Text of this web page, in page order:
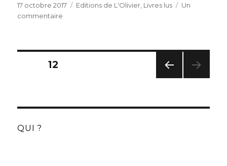
Publié
le
17 octobre 2017 Catégories
Editions de L'Olivier Livres lus
Un
commentaire
ÉDE
PAGE12
QUI ?